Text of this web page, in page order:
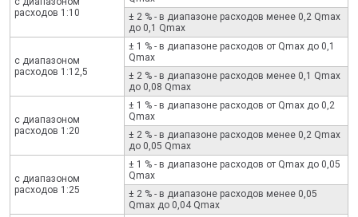
расходов 1:10
± 2 % - в диапазоне раcходов менее 0,2 Qmax
до 0,1 Qmax
с диапазоном
расходов 1:12,5
± 1 % - в диапазоне раcходов от Qmax до 0,1
Qmax
± 2 % - в диапазоне раcходов менее 0,1 Qmax
до 0,08 Qmax
с диапазоном
расходов 1:20
± 1 % - в диапазоне раcходов от Qmax до 0,2
Qmax
± 2 % - в диапазоне раcходов менее 0,2 Qmax
до 0,05 Qmax
с диапазоном
расходов 1:25
± 1 % - в диапазоне раcходов от Qmax до 0,05
Qmax
± 2 % - в диапазоне раcходов менее 0,05
Qmax до 0,04 Qmax